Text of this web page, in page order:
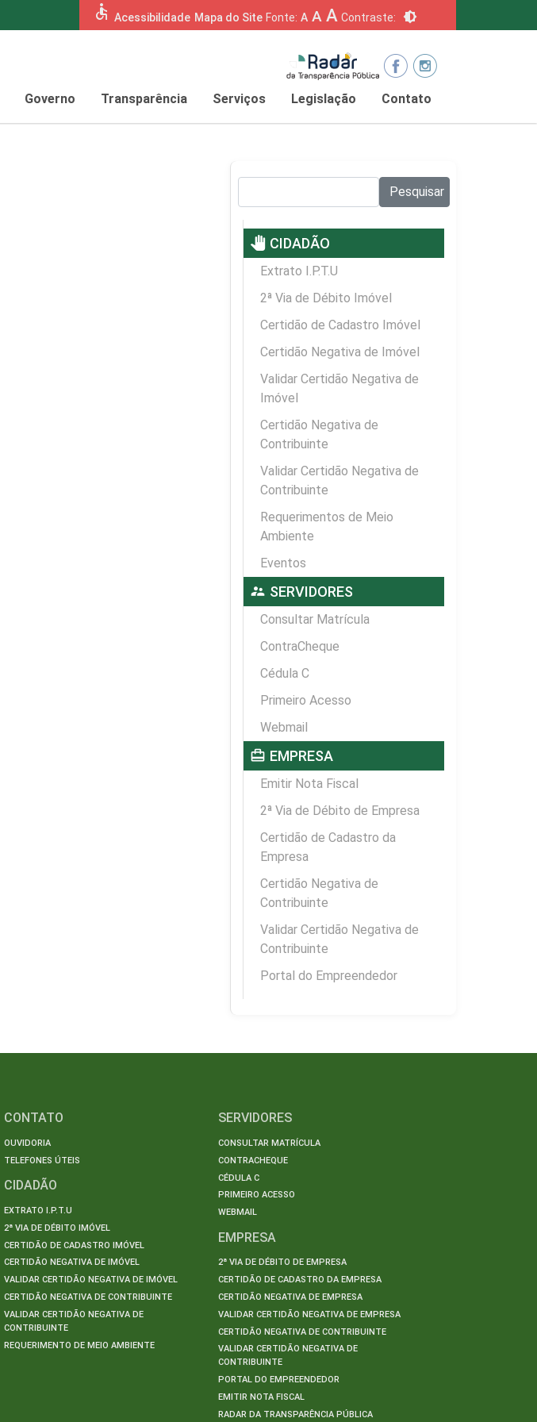
accessible Acessibilidade Mapa do Site Fonte: A A A Contraste: brightness_6
Governo Transparência Serviços Legislação Contato
Pesquisar
pan_tool CIDADÃO
Extrato I.P.T.U
2ª Via de Débito Imóvel
Certidão de Cadastro Imóvel
Certidão Negativa de Imóvel
Validar Certidão Negativa de
Imóvel
Certidão Negativa de
Contribuinte
Validar Certidão Negativa de
Contribuinte
Requerimentos de Meio
Ambiente
Eventos
supervisor_account SERVIDORES
Consultar Matrícula
ContraCheque
Cédula C
Primeiro Acesso
Webmail
card_travel EMPRESA
Emitir Nota Fiscal
2ª Via de Débito de Empresa
Certidão de Cadastro da
Empresa
Certidão Negativa de
Contribuinte
Validar Certidão Negativa de
Contribuinte
Portal do Empreendedor
CONTATO
OUVIDORIA
TELEFONES ÚTEIS
CIDADÃO
EXTRATO I.P.T.U
2ª VIA DE DÉBITO IMÓVEL
CERTIDÃO DE CADASTRO IMÓVEL
CERTIDÃO NEGATIVA DE IMÓVEL
VALIDAR CERTIDÃO NEGATIVA DE IMÓVEL
CERTIDÃO NEGATIVA DE CONTRIBUINTE
VALIDAR CERTIDÃO NEGATIVA DE
CONTRIBUINTE
REQUERIMENTO DE MEIO AMBIENTE
SERVIDORES
CONSULTAR MATRÍCULA
CONTRACHEQUE
CÉDULA C
PRIMEIRO ACESSO
WEBMAIL
EMPRESA
2ª VIA DE DÉBITO DE EMPRESA
CERTIDÃO DE CADASTRO DA EMPRESA
CERTIDÃO NEGATIVA DE EMPRESA
VALIDAR CERTIDÃO NEGATIVA DE EMPRESA
CERTIDÃO NEGATIVA DE CONTRIBUINTE
VALIDAR CERTIDÃO NEGATIVA DE
CONTRIBUINTE
PORTAL DO EMPREENDEDOR
EMITIR NOTA FISCAL
RADAR DA TRANSPARÊNCIA PÚBLICA